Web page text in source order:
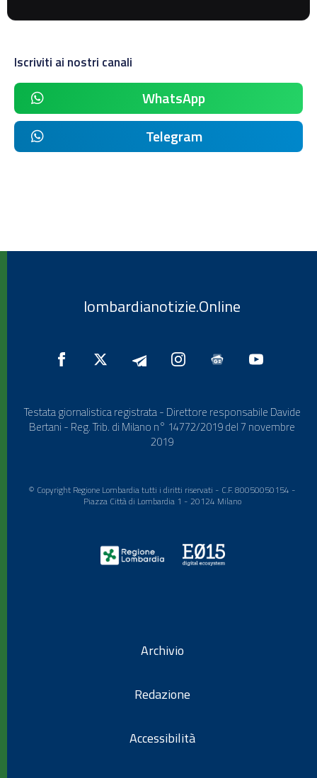
Iscriviti ai nostri canali
WhatsApp
Telegram
lombardianotizie.Online
Testata giornalistica registrata - Direttore responsabile Davide
Bertani - Reg. Trib. di Milano n° 14772/2019 del 7 novembre
2019
© Copyright Regione Lombardia tutti i diritti riservati - C.F. 80050050154 -
Piazza Città di Lombardia 1 - 20124 Milano
Archivio
Redazione
Accessibilità